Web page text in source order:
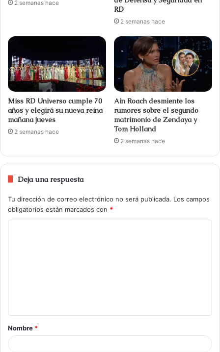
2 semanas hace
RD
2 semanas hace
Miss RD Universo cumple 70
años y elegirá su nueva reina
mañana jueves
2 semanas hace
Ain Roach desmiente los
rumores sobre el segundo
matrimonio de Zendaya y
Tom Holland
2 semanas hace
Deja una respuesta
Tu dirección de correo electrónico no será publicada. Los campos
obligatorios están marcados con *
Nombre *